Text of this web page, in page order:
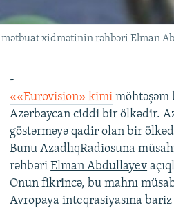
xidmətinin rəhbəri Elman
-
««Eurovision» kimi
Azərbaycan ciddi bir ölkədir.
göstərməyə qadir olan bir
Bunu AzadlıqRadiosuna
rəhbəriElman Abdullayev
Onun fikrincə, bu mahnı
Avropaya inteqrasiyasına